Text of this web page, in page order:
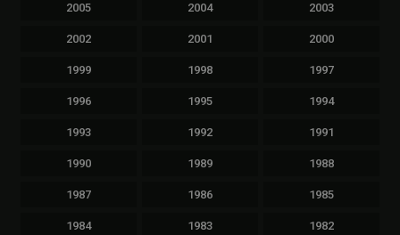
2005 2004 2003
2002 2001 2000
1999 1998 1997
1996 1995 1994
1993 1992 1991
1990 1989 1988
1987 1986 1985
1984 1983 1982